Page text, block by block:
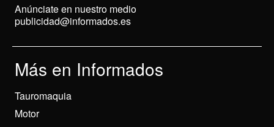
Anúnciate en nuestro medio
publicidad@informados.es
Más en Informados
Tauromaquia
Motor